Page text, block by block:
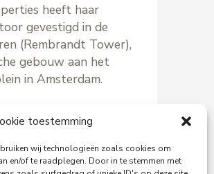
toestemming
wij technologieën zoals cookies om
en/of te raadplegen. Door in te stemmen met
heeft haar
gevestigd in de
(Rembrandt Tower),
gebouw aan het
in Amsterdam.
meer